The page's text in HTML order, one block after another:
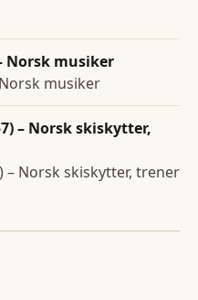
Norsk musiker
musiker
– Norsk skiskytter,
– Norsk skiskytter, trener